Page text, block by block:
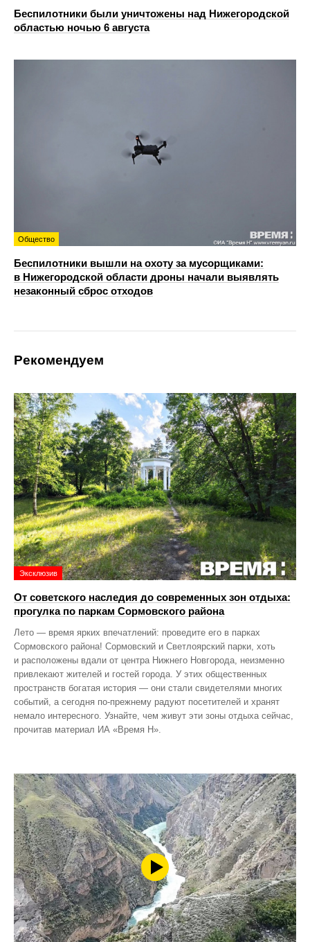
Беспилотники были уничтожены над Нижегородской
областью ночью 6 августа
Общество
Беспилотники вышли на охоту за мусорщиками:
в Нижегородской области дроны начали выявлять
незаконный сброс отходов
Рекомендуем
Эксклюзив
От советского наследия до современных зон отдыха:
прогулка по паркам Сормовского района
Лето — время ярких впечатлений: проведите его в парках
Сормовского района! Сормовский и Светлоярский парки, хоть
и расположены вдали от центра Нижнего Новгорода, неизменно
привлекают жителей и гостей города. У этих общественных
пространств богатая история — они стали свидетелями многих
событий, а сегодня по‑прежнему радуют посетителей и хранят
немало интересного. Узнайте, чем живут эти зоны отдыха сейчас,
прочитав материал ИА «Время Н».